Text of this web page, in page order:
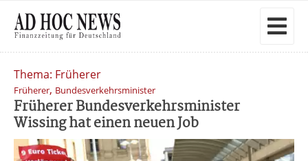
Thema: Früherer
Früherer, Bundesverkehrsminister
Früherer Bundesverkehrsminister
Wissing hat einen neuen Job